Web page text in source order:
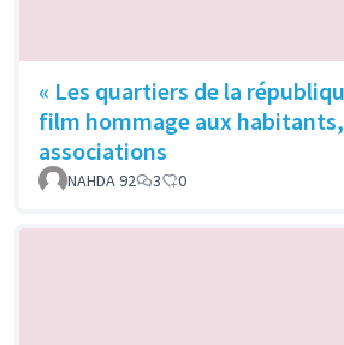
« Les quartiers de la
film hommage aux habitants,
associations
NAHDA 92 3 0